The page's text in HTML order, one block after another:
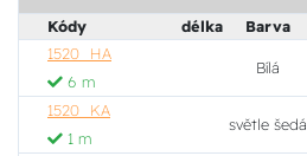
Kódy délka Barva
1520_HA
6 m
Bílá
1520_KA
1 m
světle šedá